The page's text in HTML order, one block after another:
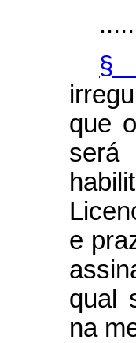
§
que
será
e
qual
na